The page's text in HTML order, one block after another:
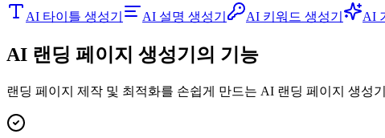
AI 타이틀 생성기 AI 설명 생성기 AI 키워드 생성기 AI
AI 랜딩 페이지 생성기의 기능
랜딩 페이지 제작 및 최적화를 손쉽게 만드는 AI 랜딩 페이지 생성